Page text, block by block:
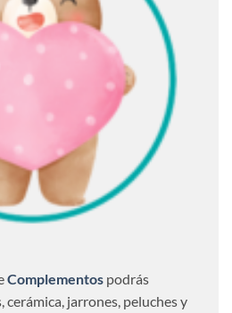
Complementos podrás
jarrones, peluches y